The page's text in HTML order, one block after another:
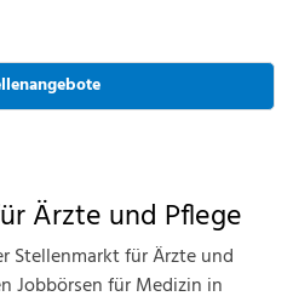
Ärzte und Pflege
Stellenmarkt für Ärzte und
Jobbörsen für Medizin in